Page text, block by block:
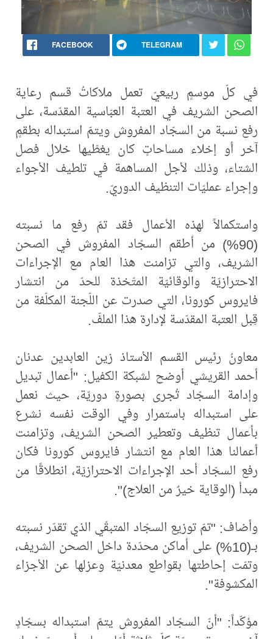
FACEBOOK TELEGRAM
في كلّ موسمٍ ربيعيّ تعمل ملاكاتُ قسم رعاية
الصحن الشريف في العتبة العبّاسية المقدّسة، على
رفع نسبة من السجّاد المفروش ويتمّ استبداله بطقمٍ
آخر أو إخلاء مساحاتٍ كان يغطّيها خلال فصل
الشتاء، وذلك لأجل المساهمة في تلطيف الأجواء
وإجراء عمليّات التنظيف الدوريّ.
واستكمالاً لهذه الأعمال فقد تمّ رفع ما نسبته
(90%) من أطقم السجّاد المفروش في الصحن
الشريف، والتي تزامنت هذا العام مع الإجراءات
الاحترازيّة والوقائيّة المتّخذة للحدّ من انتشار
فايروس كورونا، التي صدرت عن اللّجنة المكلّفة من
قِبل العتبة المقدّسة لإدارة هذا الملفّ.
معاونُ رئيس القسم الأستاذ زين العابدين عدنان
أحمد القريشي أوضح لشبكة الكفيل: "أعمال تبديل
وإدامة السجّاد تُجرى بصورةٍ دوريّة، حيث نعمل
على استبداله باستمرار وفي الوقت نفسه نشرع
بأعمال تنظيف وتعطير الصحن الشريف، وتزامنت
أعمالنا هذا العام مع انتشار فايروس كورونا فكان
رفع السجّاد أحد الإجراءات الاحترازيّة، انطلاقًا من
مبدأ (الوقاية خيرٌ من العلاج)".
وأضاف: "تمّ توزيع السجّاد المتبقّي الذي تقدّر نسبته
بـ(10%) على أماكن محدّدة داخل الصحن الشريف،
وتمّت إحاطتها بقواطع معدنيّة وعزلها عن الأجزاء
المكشوفة".
مؤكّداً: "أنّ السجّاد المفروش يتمّ استبداله بسجّادٍ